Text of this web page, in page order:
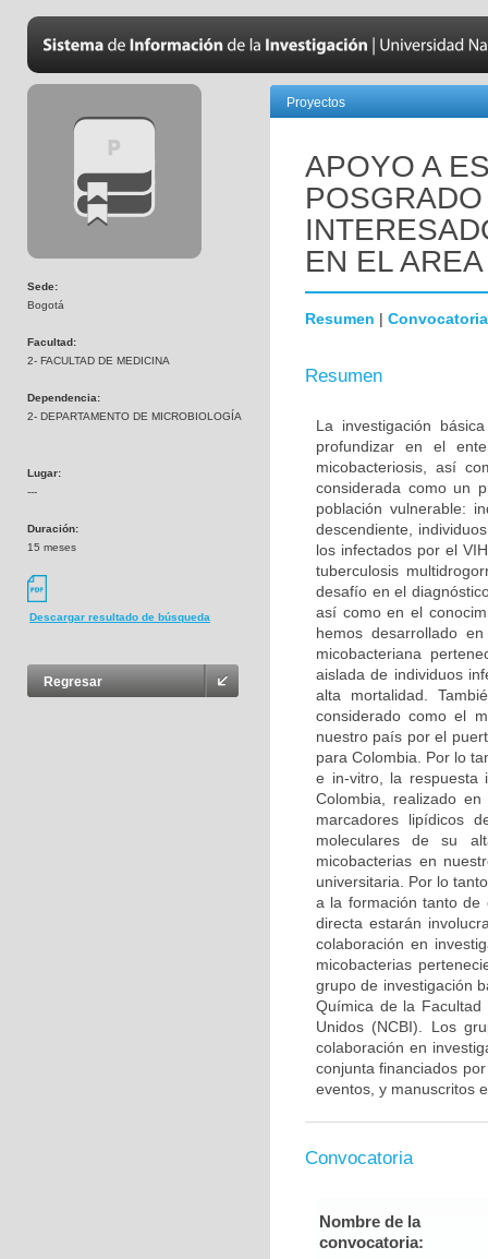
Sede:
Bogotá
Facultad:
2- FACULTAD DE MEDICINA
Dependencia:
2- DEPARTAMENTO DE MICROBIOLOGÍA
Lugar:
---
Duración:
15 meses
Descargar resultado de búsqueda
Regresar
Proyectos
APOYO A
EN EL
Resumen | Convocatoria
Resumen
La investigación
profundizar en el
micobacteriosis, así
considerada como un
población vulnerable:
descendiente,
los infectados por el
tuberculosis
desafío en el
así como en el
hemos desarrollado
micobacteriana
aislada de individuos
alta mortalidad.
considerado como el
nuestro país por el
para Colombia. Por lo
e in-vitro, la respuesta
Colombia, realizado
marcadores lipídicos
moleculares de su
micobacterias en
universitaria. Por lo
a la formación tanto de
directa estarán
colaboración en
micobacterias
grupo de investigación
Química de la
Unidos (NCBI). Los
colaboración en
conjunta financiados
eventos, y manuscritos
Convocatoria
Nombre de la
convocatoria: